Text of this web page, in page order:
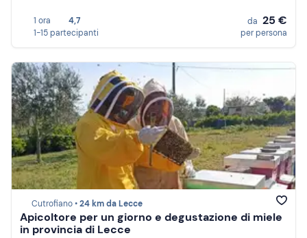
1 ora
4,7
1-15 partecipanti
da 25 €
per persona
Cutrofiano •24 km da Lecce
Apicoltore per un giorno e degustazione di miele
in provincia di Lecce